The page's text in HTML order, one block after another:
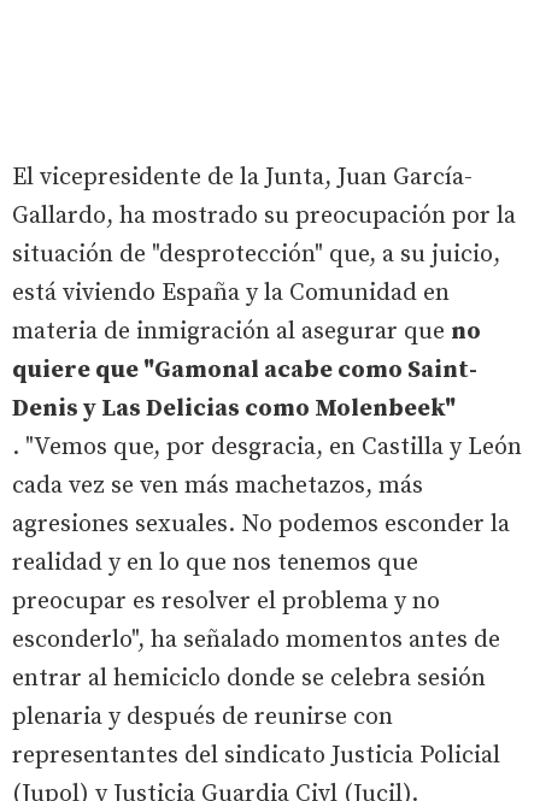
El vicepresidente de la Junta, Juan García-
Gallardo, ha mostrado su preocupación por la
situación de "desprotección" que, a su juicio,
está viviendo España y la Comunidad en
materia de inmigración al asegurar que no
quiere que "Gamonal acabe como Saint-
Denis y Las Delicias como Molenbeek"
. "Vemos que, por desgracia, en Castilla y León
cada vez se ven más machetazos, más
agresiones sexuales. No podemos esconder la
realidad y en lo que nos tenemos que
preocupar es resolver el problema y no
esconderlo", ha señalado momentos antes de
entrar al hemiciclo donde se celebra sesión
plenaria y después de reunirse con
representantes del sindicato Justicia Policial
(Jupol) y Justicia Guardia Civl (Jucil).